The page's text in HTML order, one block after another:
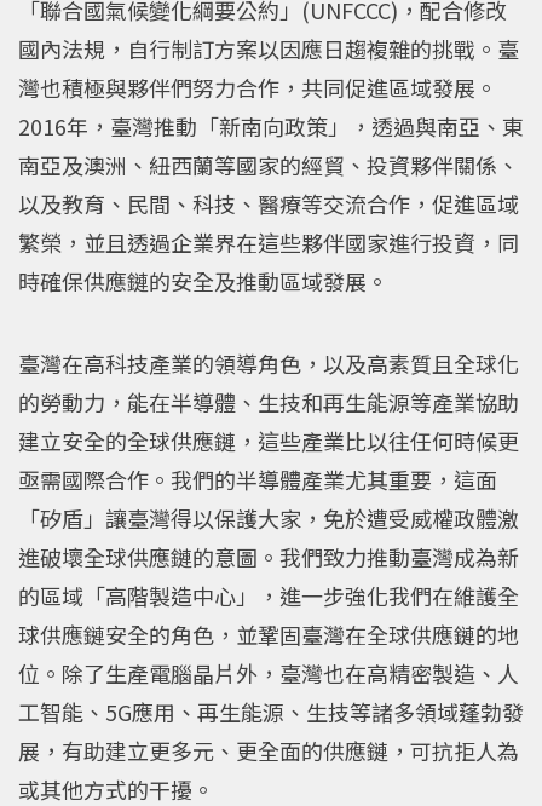
「聯合國氣候變化綱要公約」(UNFCCC)，配合修改
國內法規，自行制訂方案以因應日趨複雜的挑戰。臺
灣也積極與夥伴們努力合作，共同促進區域發展。
2016年，臺灣推動「新南向政策」，透過與南亞、東
南亞及澳洲、紐西蘭等國家的經貿、投資夥伴關係、
以及教育、民間、科技、醫療等交流合作，促進區域
繁榮，並且透過企業界在這些夥伴國家進行投資，同
時確保供應鏈的安全及推動區域發展。
臺灣在高科技產業的領導角色，以及高素質且全球化
的勞動力，能在半導體、生技和再生能源等產業協助
建立安全的全球供應鏈，這些產業比以往任何時候更
亟需國際合作。我們的半導體產業尤其重要，這面
「矽盾」讓臺灣得以保護大家，免於遭受威權政體激
進破壞全球供應鏈的意圖。我們致力推動臺灣成為新
的區域「高階製造中心」，進一步強化我們在維護全
球供應鏈安全的角色，並鞏固臺灣在全球供應鏈的地
位。除了生產電腦晶片外，臺灣也在高精密製造、人
工智能、5G應用、再生能源、生技等諸多領域蓬勃發
展，有助建立更多元、更全面的供應鏈，可抗拒人為
或其他方式的干擾。